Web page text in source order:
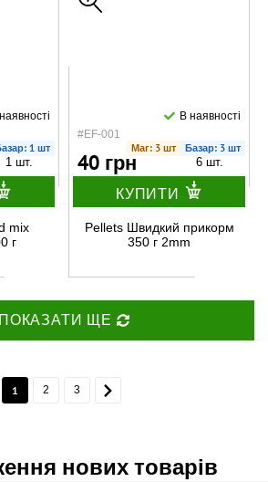
1 шт
1 шт.
mix
г
#EF-001
В наявності
Маг: 3 шт Базар: 3 шт
40 грн 6 шт.
КУПИТИ
Pellets Швидкий прикорм
350 г 2mm
ПОКАЗАТИ ЩЕ
1 2 3
нових товарів